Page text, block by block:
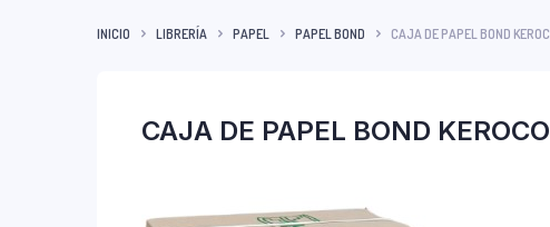
INICIO LIBRERÍA PAPEL PAPEL BOND CAJA DE PAPEL BOND
CAJA DE PAPEL BOND